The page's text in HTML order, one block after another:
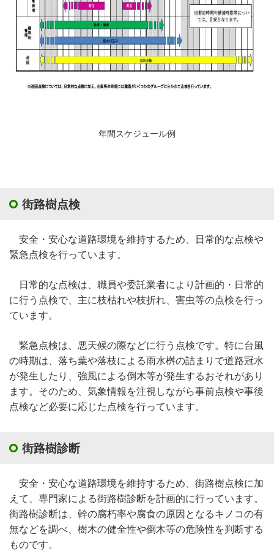
年間スケジュール例
街路樹点検
安全・安心な道路環境を維持するため、日常的な点検や
緊急点検を行っています。
日常的な点検は、職員や委託業者により計画的・日常的
に行う点検で、主に枝枯れや枝折れ、害虫等の点検を行っ
ています。
緊急点検は、悪天候の際などに行う点検です。特に台風
の時期は、落ち葉や落枝による雨水桝の詰まりで道路冠水
が発生したり、強風による倒木等が発生するおそれがあり
ます。そのため、気象情報を注視しながら事前点検や事後
点検など必要に応じた点検を行っています。
街路樹診断
安全・安心な道路環境を維持するため、街路樹点検に加
えて、専門家による街路樹診断を計画的に行っています。
街路樹診断は、幹の腐朽率や腐食の原因となるキノコの有
無などを調べ、樹木の健全性や倒木等の危険性を判断する
ものです。